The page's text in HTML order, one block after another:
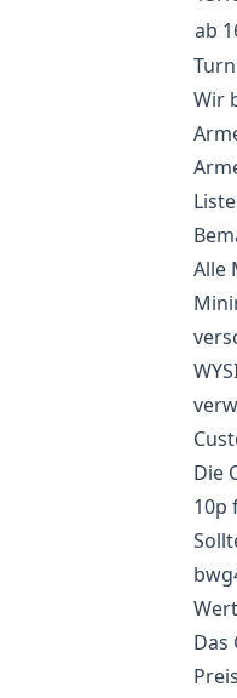
ab
Wir
Alle
Die
10p
Das